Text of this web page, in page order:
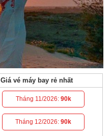
Giá vé máy bay rẻ nhất
Tháng 11/2026: 90k
Tháng 12/2026:90k